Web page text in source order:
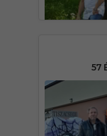
57